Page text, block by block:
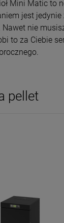
zł
zł
Cena
Najniższa
Mini Matic to
jest jedynie
nie
to za Ciebie
pellet